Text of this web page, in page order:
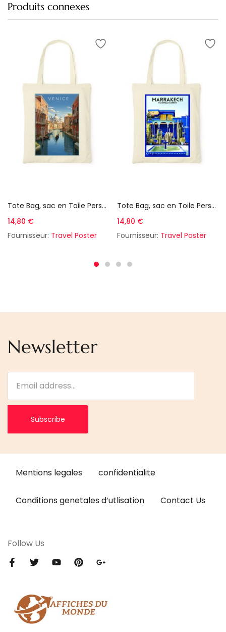
Produits connexes
Tote Bag, sac en Toile Personnalisé de Venise
14,80 €
Fournisseur: Travel Poster
Tote Bag, sac en Toile Personnalisé de Marrakech Majorelle
14,80 €
Fournisseur: Travel Poster
Newsletter
Subscribe
Mentions legales confidentialite
Conditions genetales d’utlisation Contact Us
Follow Us